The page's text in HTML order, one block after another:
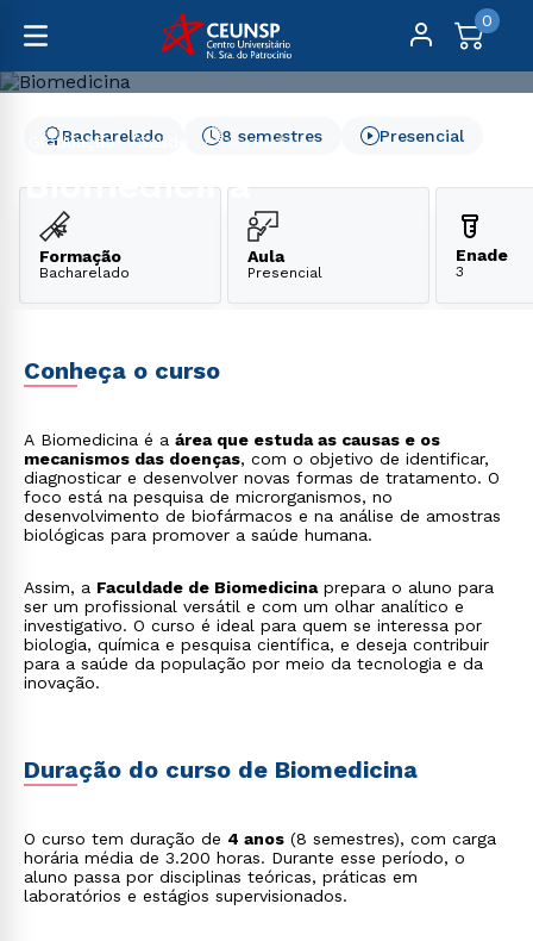
0
Graduação Saúde Biomedicina
Biomedicina
8 semestres
Bacharelado Presencial
Formação
Bacharelado
Aula
Presencial
Enade
3
Conheça o curso
A Biomedicina é a área que estuda as causas e os
mecanismos das doenças, com o objetivo de identificar,
diagnosticar e desenvolver novas formas de tratamento. O
foco está na pesquisa de microrganismos, no
desenvolvimento de biofármacos e na análise de amostras
biológicas para promover a saúde humana.
Assim, a Faculdade de Biomedicinaprepara o aluno para
ser um profissional versátil e com um olhar analítico e
investigativo. O curso é ideal para quem se interessa por
biologia, química e pesquisa científica, e deseja contribuir
para a saúde da população por meio da tecnologia e da
inovação.
Duração do curso de Biomedicina
O curso tem duração de 4 anos (8 semestres), com carga
horária média de 3.200 horas. Durante esse período, o
aluno passa por disciplinas teóricas, práticas em
laboratórios e estágios supervisionados.